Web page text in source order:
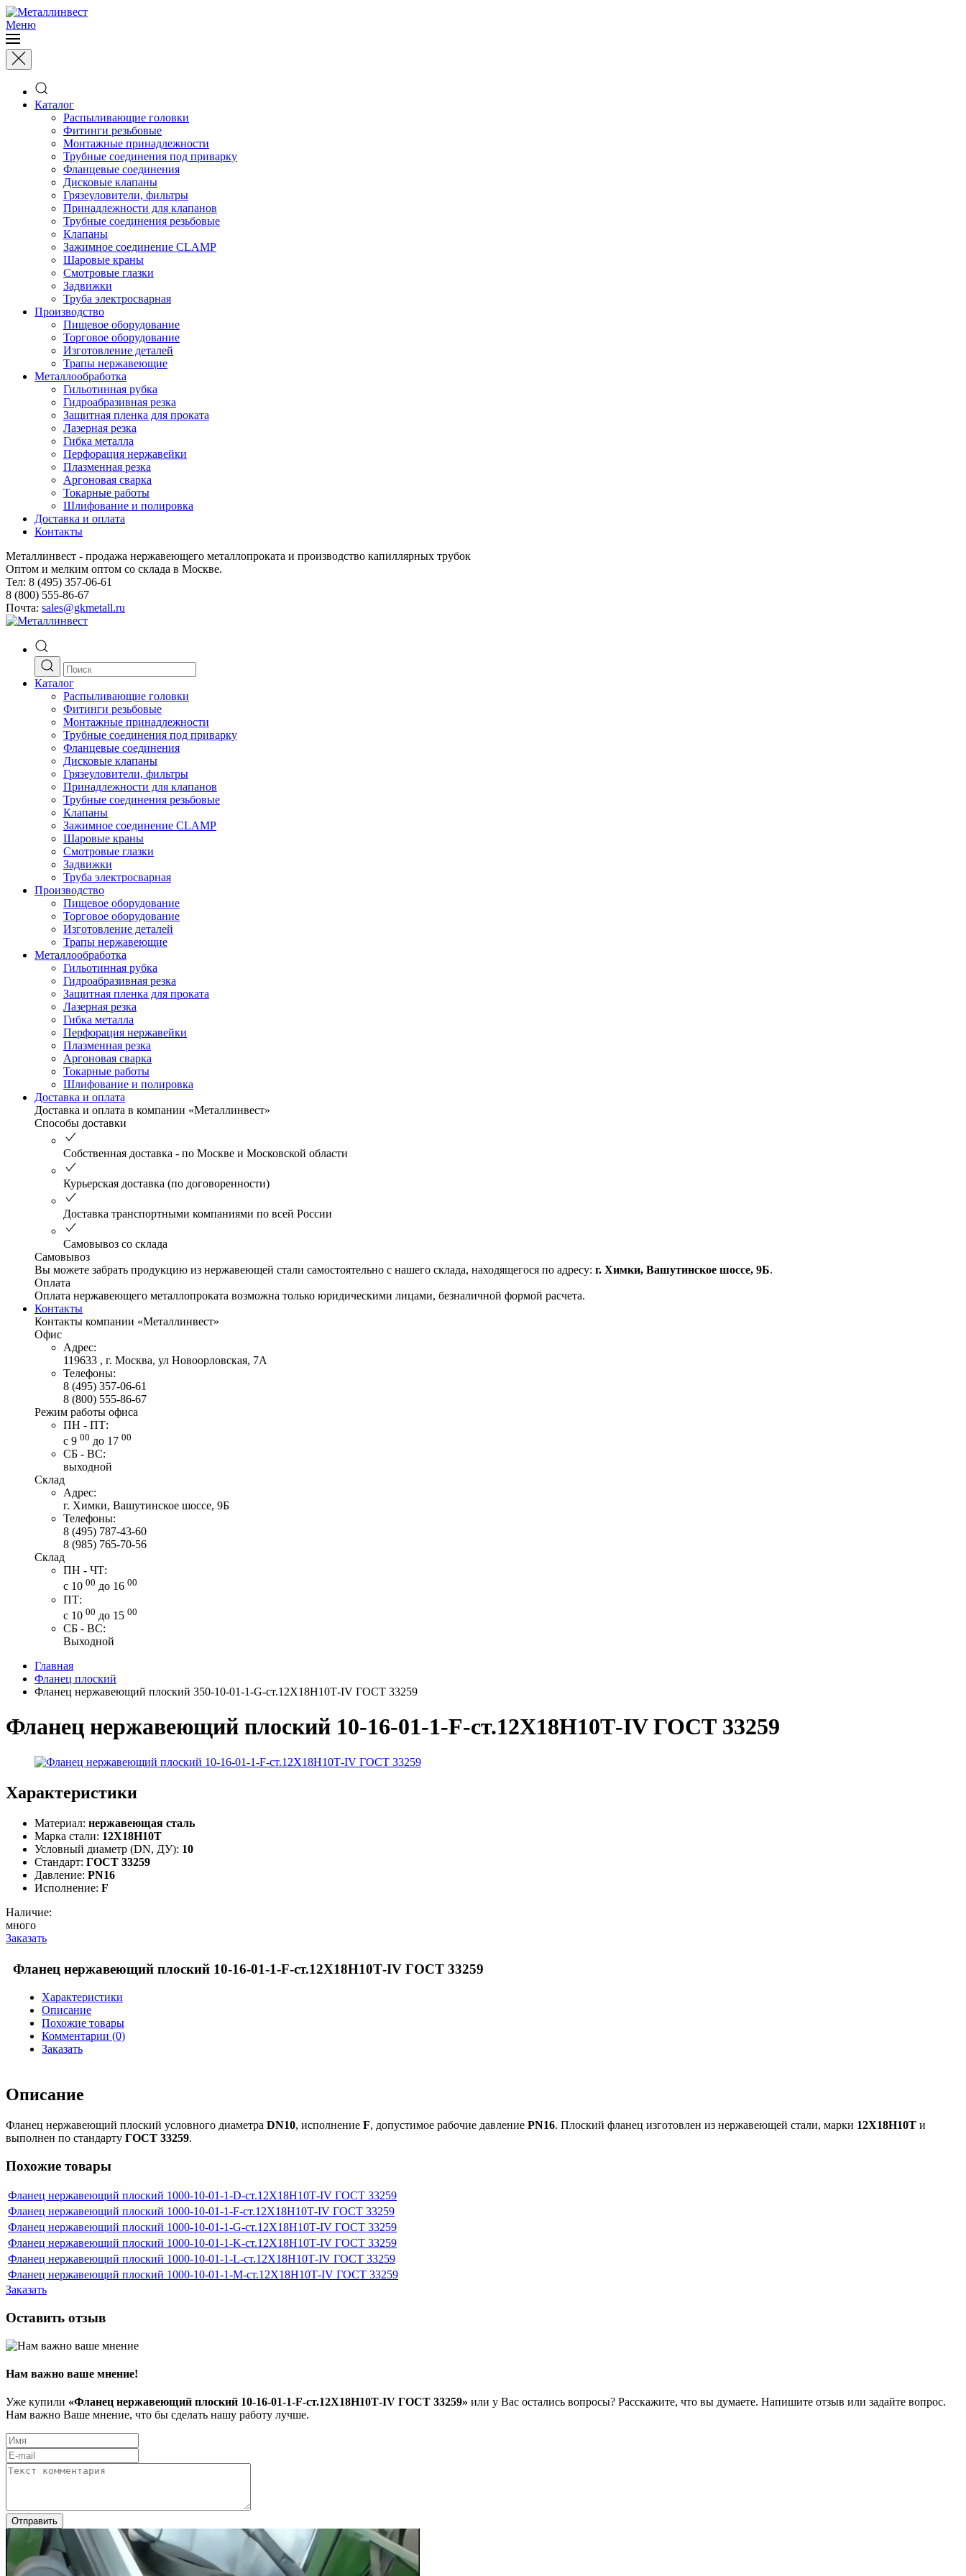
Меню
Каталог
Распыливающие головки
Фитинги резьбовые
Монтажные принадлежности
Трубные соединения под приварку
Фланцевые соединения
Дисковые клапаны
Грязеуловители, фильтры
Принадлежности для клапанов
Трубные соединения резьбовые
Клапаны
Зажимное соединение CLAMP
Шаровые краны
Смотровые глазки
Задвижки
Труба электросварная
Производство
Пищевое оборудование
Торговое оборудование
Изготовление деталей
Трапы нержавеющие
Металлообработка
Гильотинная рубка
Гидроабразивная резка
Защитная пленка для проката
Лазерная резка
Гибка металла
Перфорация нержавейки
Плазменная резка
Аргоновая сварка
Токарные работы
Шлифование и полировка
Доставка и оплата
Контакты
Металлинвест - продажа нержавеющего металлопроката и производство капиллярных трубок
Оптом и мелким оптом со склада в Москве.
Тел: 8 (495) 357-06-61
8 (800) 555-86-67
Почта: sales@gkmetall.ru
Каталог
Распыливающие головки
Фитинги резьбовые
Монтажные принадлежности
Трубные соединения под приварку
Фланцевые соединения
Дисковые клапаны
Грязеуловители, фильтры
Принадлежности для клапанов
Трубные соединения резьбовые
Клапаны
Зажимное соединение CLAMP
Шаровые краны
Смотровые глазки
Задвижки
Труба электросварная
Производство
Пищевое оборудование
Торговое оборудование
Изготовление деталей
Трапы нержавеющие
Металлообработка
Гильотинная рубка
Гидроабразивная резка
Защитная пленка для проката
Лазерная резка
Гибка металла
Перфорация нержавейки
Плазменная резка
Аргоновая сварка
Токарные работы
Шлифование и полировка
Доставка и оплата
Доставка и оплата в компании «Металлинвест»
Способы доставки
Собственная доставка - по Москве и Московской области
Курьерская доставка (по договоренности)
Доставка транспортными компаниями по всей России
Самовывоз со склада
Самовывоз
Вы можете забрать продукцию из нержавеющей стали самостоятельно с нашего склада, находящегося по адресу: г. Химки, Вашутинское шоссе, 9Б.
Оплата
Оплата нержавеющего металлопроката возможна только юридическими лицами, безналичной формой расчета.
Контакты
Контакты компании «Металлинвест»
Офис
Адрес:
119633 , г. Москва, ул Новоорловская, 7А
Телефоны:
8 (495) 357-06-61
8 (800) 555-86-67
Режим работы офиса
ПН - ПТ:
с 9 00 до 17 00
СБ - ВС:
выходной
Склад
Адрес:
г. Химки, Вашутинское шоссе, 9Б
Телефоны:
8 (495) 787-43-60
8 (985) 765-70-56
Склад
ПН - ЧТ:
с 10 00 до 16 00
ПТ:
с 10 00 до 15 00
СБ - ВС:
Выходной
Главная
Фланец плоский
Фланец нержавеющий плоский 350-10-01-1-G-ст.12Х18Н10Т-IV ГОСТ 33259
Фланец нержавеющий плоский 10-16-01-1-F-ст.12Х18Н10Т-IV ГОСТ 33259
Характеристики
Материал: нержавеющая сталь
Марка стали: 12Х18Н10Т
Условный диаметр (DN, ДУ): 10
Стандарт: ГОСТ 33259
Давление: PN16
Исполнение: F
Наличие:
много
Заказать
Фланец нержавеющий плоский 10-16-01-1-F-ст.12Х18Н10Т-IV ГОСТ 33259
Характеристики
Описание
Похожие товары
Комментарии (0)
Заказать
Описание
Фланец нержавеющий плоский условного диаметра DN10, исполнение F, допустимое рабочие давление PN16. Плоский фланец изготовлен из нержавеющей стали, марки 12Х18Н10Т и
выполнен по стандарту ГОСТ 33259.
Похожие товары
Фланец нержавеющий плоский 1000-10-01-1-D-ст.12Х18Н10Т-IV ГОСТ 33259
Фланец нержавеющий плоский 1000-10-01-1-F-ст.12Х18Н10Т-IV ГОСТ 33259
Фланец нержавеющий плоский 1000-10-01-1-G-ст.12Х18Н10Т-IV ГОСТ 33259
Фланец нержавеющий плоский 1000-10-01-1-K-ст.12Х18Н10Т-IV ГОСТ 33259
Фланец нержавеющий плоский 1000-10-01-1-L-ст.12Х18Н10Т-IV ГОСТ 33259
Фланец нержавеющий плоский 1000-10-01-1-M-ст.12Х18Н10Т-IV ГОСТ 33259
Заказать
Оставить отзыв
Нам важно ваше мнение!
Уже купили «Фланец нержавеющий плоский 10-16-01-1-F-ст.12Х18Н10Т-IV ГОСТ 33259» или у Вас остались вопросы? Расскажите, что вы думаете. Напишите отзыв или задайте вопрос.
Нам важно Ваше мнение, что бы сделать нашу работу лучше.